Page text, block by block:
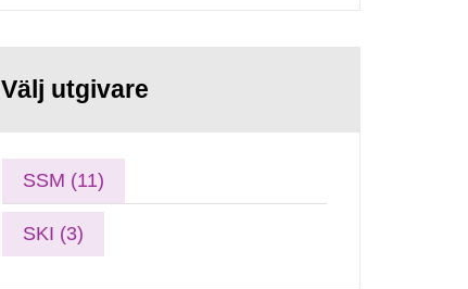
Välj utgivare
SSM (11)
SKI (3)